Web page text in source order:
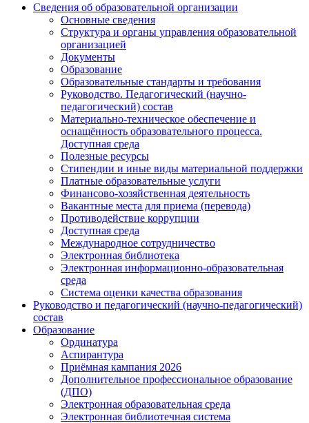
Сведения об образовательной организации
Основные сведения
Структура и органы управления образовательной
организацией
Документы
Образование
Образовательные стандарты и требования
Руководство. Педагогический (научно-
педагогический) состав
Материально-техническое обеспечение и
оснащённость образовательного процесса.
Доступная среда
Полезные ресурсы
Стипендии и иные виды материальной поддержки
Платные образовательные услуги
Финансово-хозяйственная деятельность
Вакантные места для приема (перевода)
Противодействие коррупции
Доступная среда
Международное сотрудничество
Электронная библиотека
Электронная информационно-образовательная
среда
Система оценки качества образования
Руководство и педагогический (научно-педагогический)
состав
Образование
Ординатура
Аспирантура
Приёмная кампания 2026
Дополнительное профессиональное образование
(ДПО)
Электронная образовательная среда
Электронная библиотечная система